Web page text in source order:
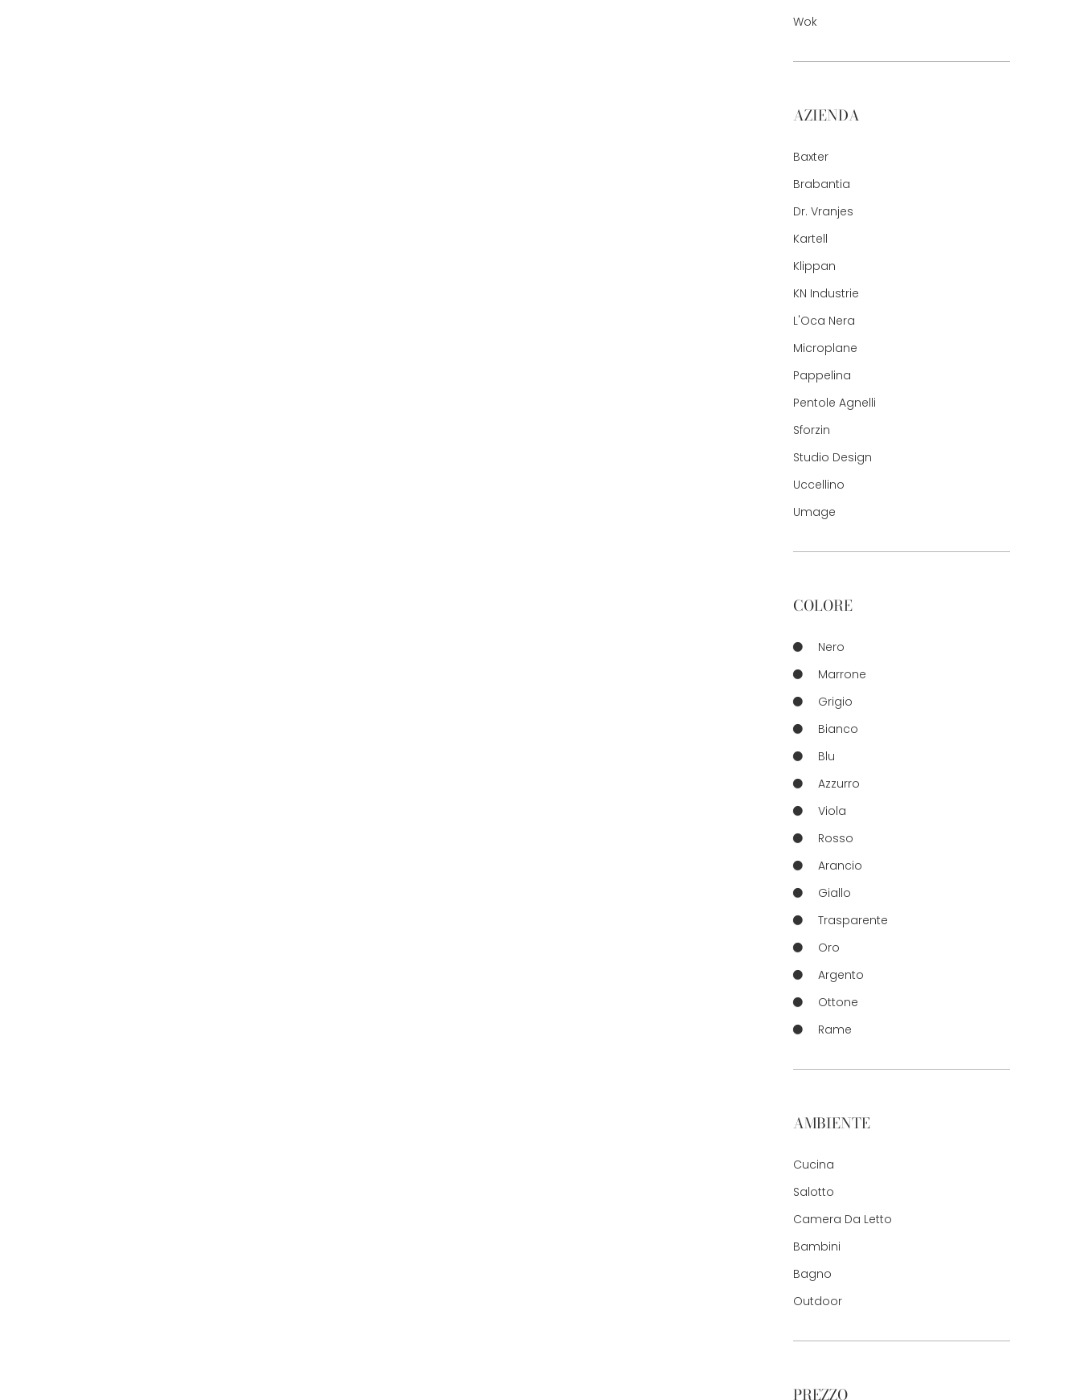
Wok
AZIENDA
Baxter
Brabantia
Dr. Vranjes
Kartell
Klippan
KN Industrie
L'Oca Nera
Microplane
Pappelina
Pentole Agnelli
Sforzin
Studio Design
Uccellino
Umage
COLORE
Nero
Marrone
Grigio
Bianco
Blu
Azzurro
Viola
Rosso
Arancio
Giallo
Trasparente
Oro
Argento
Ottone
Rame
AMBIENTE
Cucina
Salotto
Camera Da Letto
Bambini
Bagno
Outdoor
PREZZO